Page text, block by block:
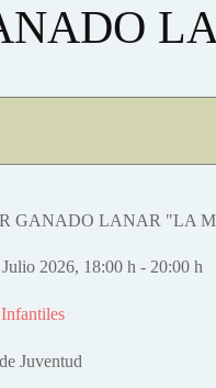
GANADO LANAR "LA
2026, 18:00 h - 20:00 h
Juventud